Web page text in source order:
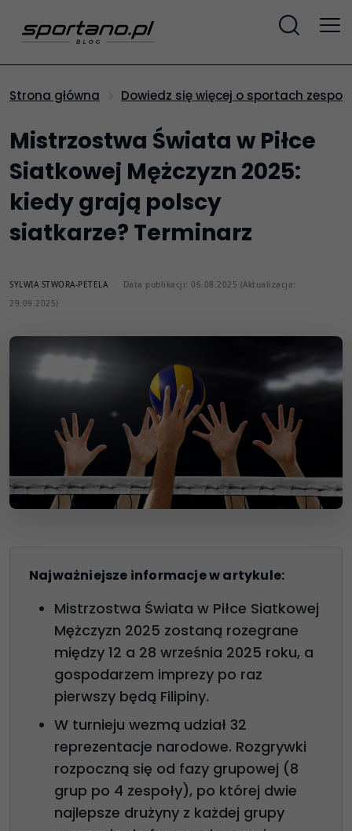
Strona główna Dowiedz się więcej o sportach
Mistrzostwa Świata w Piłce
Siatkowej Mężczyzn 2025:
kiedy grają polscy
siatkarze? Terminarz
SYLWIA STWORA-PETELA
Data publikacji: 06.08.2025 (Aktualizacja:
29.09.2025)
Najważniejsze informacje w artykule:
Mistrzostwa Świata w Piłce Siatkowej
Mężczyzn 2025 zostaną rozegrane
między 12 a 28 września 2025 roku, a
gospodarzem imprezy po raz
pierwszy będą Filipiny.
W turnieju wezmą udział 32
reprezentacje narodowe. Rozgrywki
rozpoczną się od fazy grupowej (8
grup po 4 zespoły), po której dwie
najlepsze drużyny z każdej grupy